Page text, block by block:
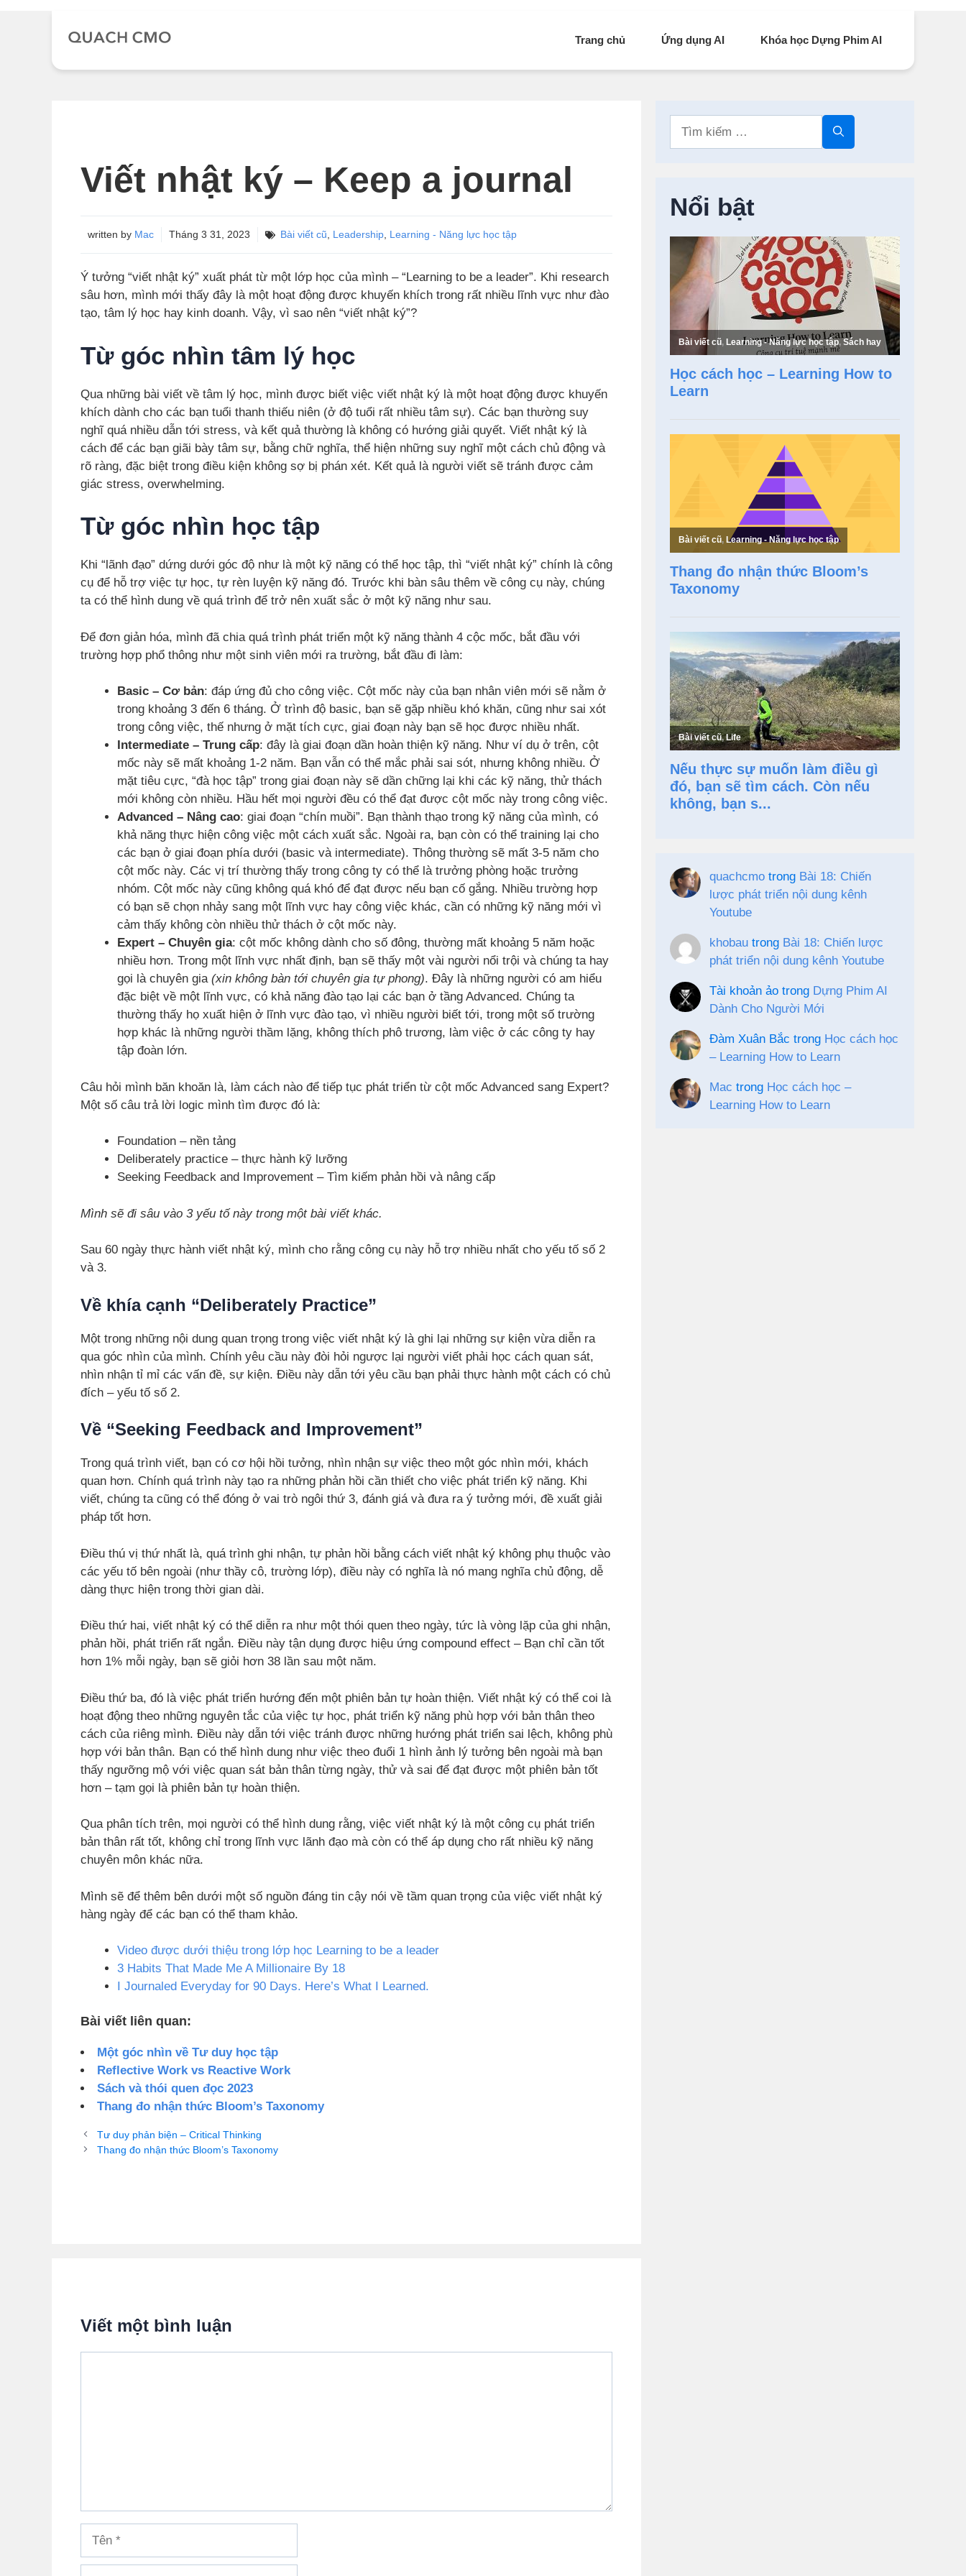
Trang chủ Ứng dụng AI Khóa học Dựng Phim AI
Viết nhật ký – Keep a journal
written by Mac Tháng 3 31, 2023 Bài viết cũ Leadership Learning - Năng lực học tập
Ý tưởng “viết nhật ký” xuất phát từ một lớp học của mình – “Learning to be a leader”. Khi research
sâu hơn, mình mới thấy đây là một hoạt động được khuyến khích trong rất nhiều lĩnh vực như đào
tạo, tâm lý học hay kinh doanh. Vậy, vì sao nên “viết nhật ký”?
Từ góc nhìn tâm lý học
Qua những bài viết về tâm lý học, mình được biết việc viết nhật ký là một hoạt động được khuyến
khích dành cho các bạn tuổi thanh thiếu niên (ở độ tuổi rất nhiều tâm sự). Các bạn thường suy
nghĩ quá nhiều dẫn tới stress, và kết quả thường là không có hướng giải quyết. Viết nhật ký là
cách để các bạn giãi bày tâm sự, bằng chữ nghĩa, thể hiện những suy nghĩ một cách chủ động và
rõ ràng, đặc biệt trong điều kiện không sợ bị phán xét. Kết quả là người viết sẽ tránh được cảm
giác stress, overwhelming.
Từ góc nhìn học tập
Khi “lãnh đạo” dứng dưới góc độ như là một kỹ năng có thể học tập, thì “viết nhật ký” chính là công
cụ để hỗ trợ việc tự học, tự rèn luyện kỹ năng đó. Trước khi bàn sâu thêm về công cụ này, chúng
ta có thể hình dung về quá trình để trở nên xuất sắc ở một kỹ năng như sau.
Để đơn giản hóa, mình đã chia quá trình phát triển một kỹ năng thành 4 cộc mốc, bắt đầu với
trường hợp phổ thông như một sinh viên mới ra trường, bắt đầu đi làm:
Basic – Cơ bản: đáp ứng đủ cho công việc. Cột mốc này của bạn nhân viên mới sẽ nằm ở
trong khoảng 3 đến 6 tháng. Ở trình độ basic, bạn sẽ gặp nhiều khó khăn, cũng như sai xót
trong công việc, thế nhưng ở mặt tích cực, giai đoạn này bạn sẽ học được nhiều nhất.
Intermediate – Trung cấp: đây là giai đoạn dần hoàn thiện kỹ năng. Như ví dụ ở trên, cột
mốc này sẽ mất khoảng 1-2 năm. Bạn vẫn có thể mắc phải sai sót, nhưng không nhiều. Ở
mặt tiêu cực, “đà học tập” trong giai đoạn này sẽ dần chững lại khi các kỹ năng, thử thách
mới không còn nhiều. Hầu hết mọi người đều có thể đạt được cột mốc này trong công việc.
Advanced – Nâng cao: giai đoạn “chín muồi”. Bạn thành thạo trong kỹ năng của mình, có
khả năng thực hiện công việc một cách xuất sắc. Ngoài ra, bạn còn có thể training lại cho
các bạn ở giai đoạn phía dưới (basic và intermediate). Thông thường sẽ mất 3-5 năm cho
cột mốc này. Các vị trí thường thấy trong công ty có thể là trưởng phòng hoặc trưởng
nhóm. Cột mốc này cũng không quá khó để đạt được nếu bạn cố gắng. Nhiều trường hợp
có bạn sẽ chọn nhảy sang một lĩnh vực hay công việc khác, cần có những kỹ năng mới vì
cảm thấy không còn nhiều thử thách ở cột mốc này.
Expert – Chuyên gia: cột mốc không dành cho số đông, thường mất khoảng 5 năm hoặc
nhiều hơn. Trong một lĩnh vực nhất định, bạn sẽ thấy một vài người nổi trội và chúng ta hay
gọi là chuyên gia (xin không bàn tới chuyên gia tự phong). Đây là những người có am hiểu
đặc biệt về một lĩnh vực, có khả năng đào tạo lại các bạn ở tầng Advanced. Chúng ta
thường thấy họ xuất hiện ở lĩnh vực đào tạo, vì nhiều người biết tới, trong một số trường
hợp khác là những người thầm lặng, không thích phô trương, làm việc ở các công ty hay
tập đoàn lớn.
Câu hỏi mình băn khoăn là, làm cách nào để tiếp tục phát triển từ cột mốc Advanced sang Expert?
Một số câu trả lời logic mình tìm được đó là:
Foundation – nền tảng
Deliberately practice – thực hành kỹ lưỡng
Seeking Feedback and Improvement – Tìm kiếm phản hồi và nâng cấp
Mình sẽ đi sâu vào 3 yếu tố này trong một bài viết khác.
Sau 60 ngày thực hành viết nhật ký, mình cho rằng công cụ này hỗ trợ nhiều nhất cho yếu tố số 2
và 3.
Về khía cạnh “Deliberately Practice”
Một trong những nội dung quan trọng trong việc viết nhật ký là ghi lại những sự kiện vừa diễn ra
qua góc nhìn của mình. Chính yêu cầu này đòi hỏi ngược lại người viết phải học cách quan sát,
nhìn nhận tỉ mỉ các vấn đề, sự kiện. Điều này dẫn tới yêu cầu bạn phải thực hành một cách có chủ
đích – yếu tố số 2.
Về “Seeking Feedback and Improvement”
Trong quá trình viết, bạn có cơ hội hồi tưởng, nhìn nhận sự việc theo một góc nhìn mới, khách
quan hơn. Chính quá trình này tạo ra những phản hồi cần thiết cho việc phát triển kỹ năng. Khi
viết, chúng ta cũng có thể đóng ở vai trò ngôi thứ 3, đánh giá và đưa ra ý tưởng mới, đề xuất giải
pháp tốt hơn.
Điều thú vị thứ nhất là, quá trình ghi nhận, tự phản hồi bằng cách viết nhật ký không phụ thuộc vào
các yếu tố bên ngoài (như thầy cô, trường lớp), điều này có nghĩa là nó mang nghĩa chủ động, dễ
dàng thực hiện trong thời gian dài.
Điều thứ hai, viết nhật ký có thể diễn ra như một thói quen theo ngày, tức là vòng lặp của ghi nhận,
phản hồi, phát triển rất ngắn. Điều này tận dụng được hiệu ứng compound effect – Bạn chỉ cần tốt
hơn 1% mỗi ngày, bạn sẽ giỏi hơn 38 lần sau một năm.
Điều thứ ba, đó là việc phát triển hướng đến một phiên bản tự hoàn thiện. Viết nhật ký có thể coi là
hoạt động theo những nguyên tắc của việc tự học, phát triển kỹ năng phù hợp với bản thân theo
cách của riêng mình. Điều này dẫn tới việc tránh được những hướng phát triển sai lệch, không phù
hợp với bản thân. Bạn có thể hình dung như việc theo đuổi 1 hình ảnh lý tưởng bên ngoài mà bạn
thấy ngưỡng mộ với việc quan sát bản thân từng ngày, thử và sai để đạt được một phiên bản tốt
hơn – tạm gọi là phiên bản tự hoàn thiện.
Qua phân tích trên, mọi người có thể hình dung rằng, việc viết nhật ký là một công cụ phát triển
bản thân rất tốt, không chỉ trong lĩnh vực lãnh đạo mà còn có thể áp dụng cho rất nhiều kỹ năng
chuyên môn khác nữa.
Mình sẽ để thêm bên dưới một số nguồn đáng tin cậy nói về tầm quan trọng của việc viết nhật ký
hàng ngày để các bạn có thể tham khảo.
Video được dưới thiệu trong lớp học Learning to be a leader
3 Habits That Made Me A Millionaire By 18
I Journaled Everyday for 90 Days. Here’s What I Learned.
Bài viết liên quan:
Một góc nhìn về Tư duy học tập
Reflective Work vs Reactive Work
Sách và thói quen đọc 2023
Thang đo nhận thức Bloom’s Taxonomy
Tư duy phản biện – Critical Thinking
Thang đo nhận thức Bloom’s Taxonomy
Viết một bình luận
Tìm
Nổi bật
quachcmo trong Bài 18: Chiến
lược phát triển nội dung kênh
Youtube
khobau trong Bài 18: Chiến lược
phát triển nội dung kênh Youtube
Tài khoản ảo trong Dựng Phim AI
Dành Cho Người Mới
Đàm Xuân Bắc trong Học cách học
– Learning How to Learn
Mac trong Học cách học –
Learning How to Learn